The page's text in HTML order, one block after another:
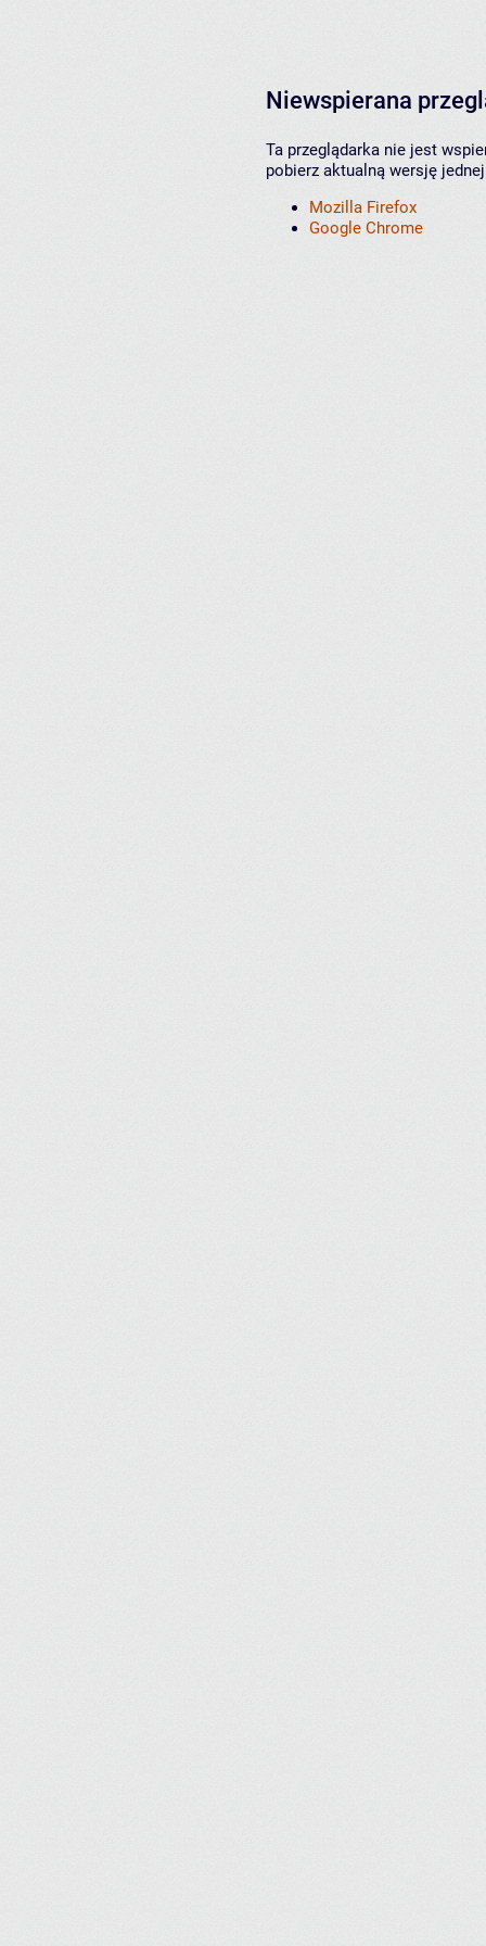
Niewspierana
Ta przeglądarka nie jest
pobierz aktualną wersję
Mozilla Firefox
Google Chrome